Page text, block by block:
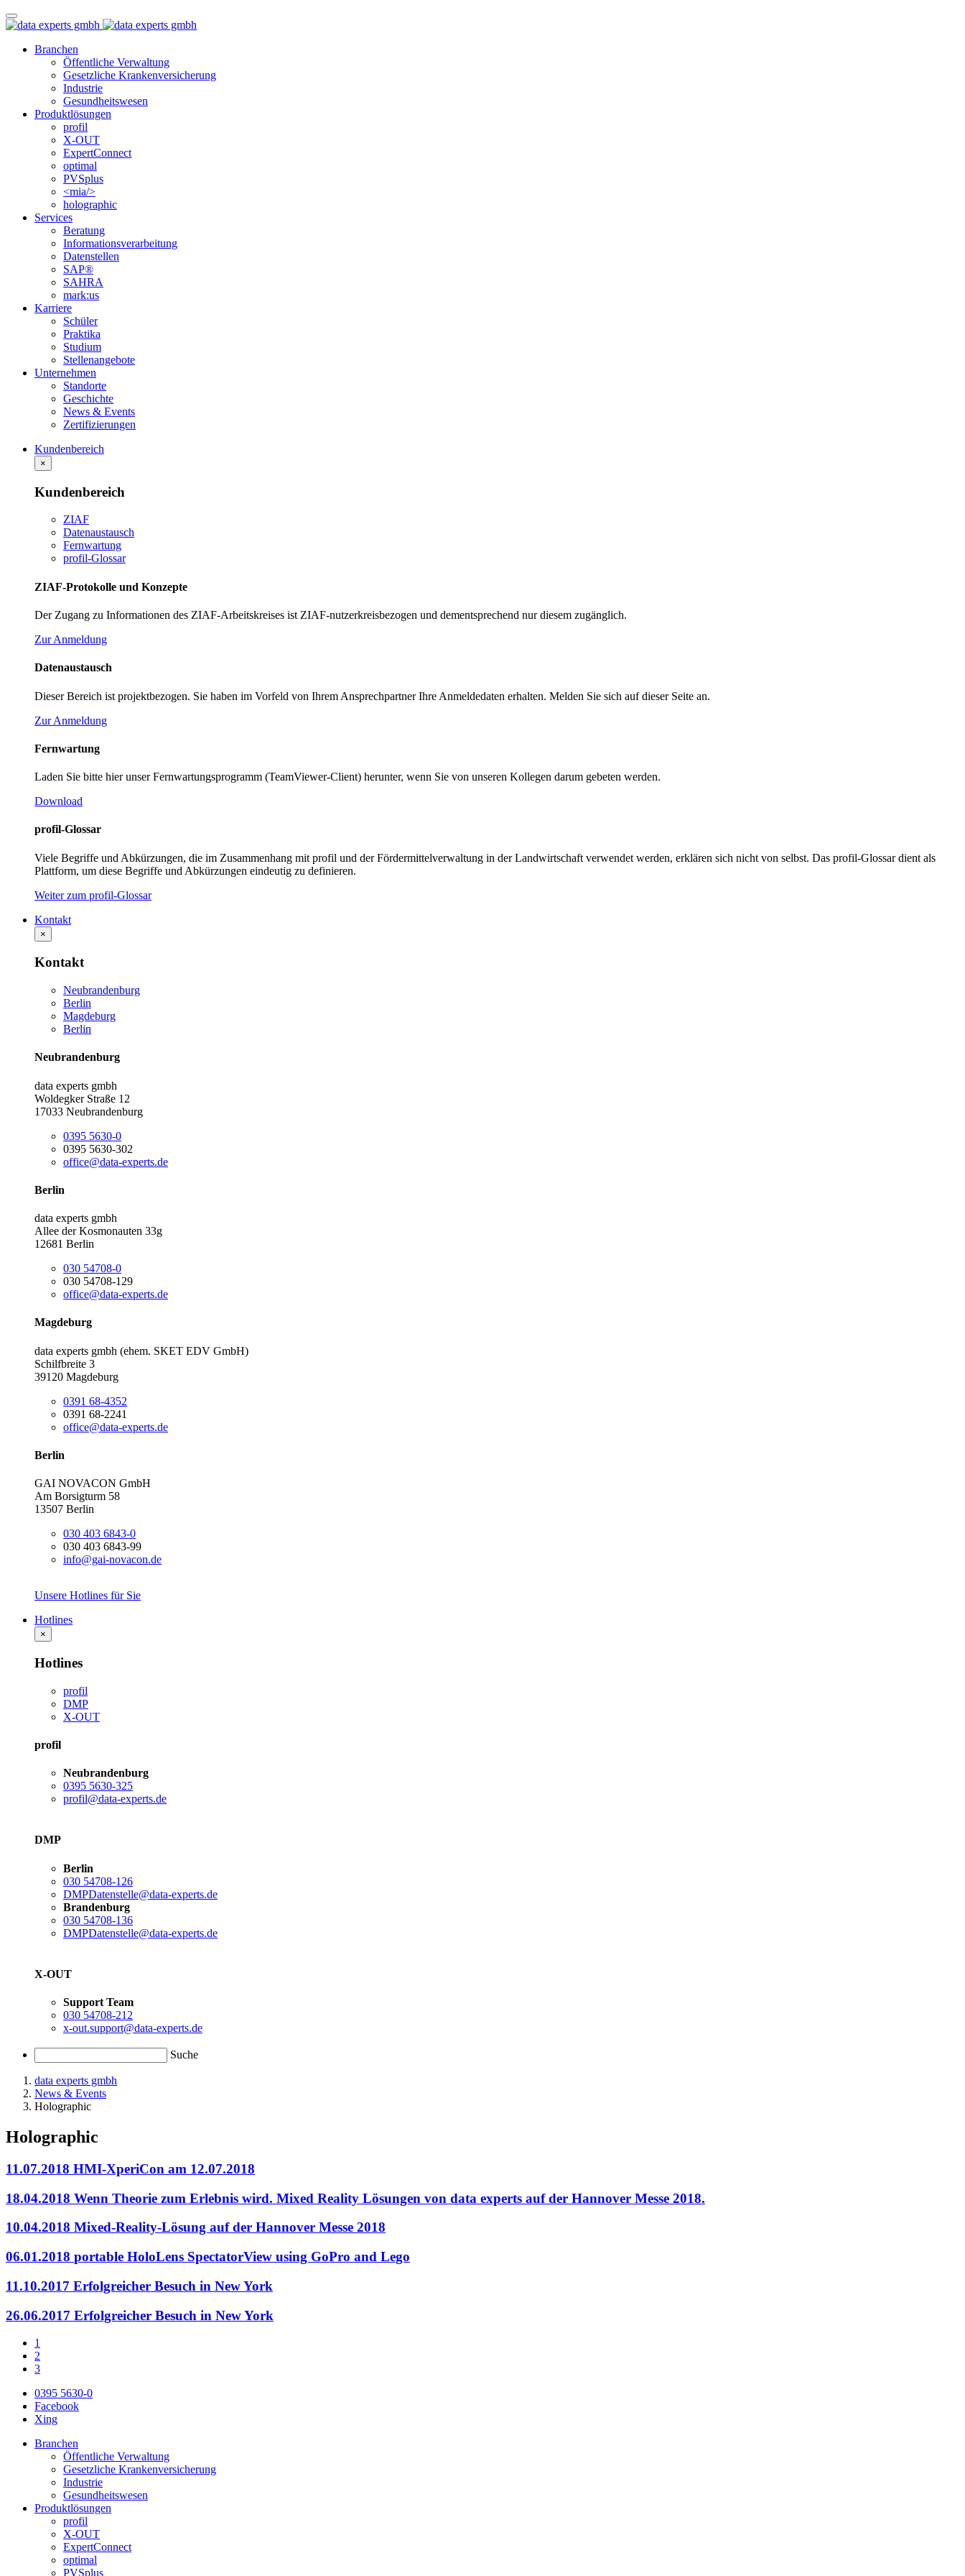
Branchen
Öffentliche Verwaltung
Gesetzliche Krankenversicherung
Industrie
Gesundheitswesen
Produktlösungen
profil
X-OUT
ExpertConnect
optimal
PVSplus
<mia/>
holographic
Services
Beratung
Informations­verarbeitung
Datenstellen
SAP®
SAHRA
mark:us
Karriere
Schüler
Praktika
Studium
Stellenangebote
Unternehmen
Standorte
Geschichte
News & Events
Zertifizierungen
Kundenbereich
×
Kundenbereich
ZIAF
Datenaustausch
Fernwartung
profil-Glossar
ZIAF-Protokolle und Konzepte
Der Zugang zu Informationen des ZIAF-Arbeitskreises ist ZIAF-nutzerkreisbezogen und dementsprechend nur diesem zugänglich.
Zur Anmeldung
Datenaustausch
Dieser Bereich ist projektbezogen. Sie haben im Vorfeld von Ihrem Ansprechpartner Ihre Anmeldedaten erhalten. Melden Sie sich auf dieser Seite an.
Zur Anmeldung
Fernwartung
Laden Sie bitte hier unser Fernwartungsprogramm (TeamViewer-Client) herunter, wenn Sie von unseren Kollegen darum gebeten werden.
Download
profil-Glossar
Viele Begriffe und Abkürzungen, die im Zusammenhang mit profil und der Fördermittelverwaltung in der Landwirtschaft verwendet werden, erklären sich nicht von selbst. Das profil-Glossar dient als
Plattform, um diese Begriffe und Abkürzungen eindeutig zu definieren.
Weiter zum profil-Glossar
Kontakt
×
Kontakt
Neubrandenburg
Berlin
Magdeburg
Berlin
Neubrandenburg
data experts gmbh
Woldegker Straße 12
17033 Neubrandenburg
0395 5630-0
0395 5630-302
office@data-experts.de
Berlin
data experts gmbh
Allee der Kosmonauten 33g
12681 Berlin
030 54708-0
030 54708-129
office@data-experts.de
Magdeburg
data experts gmbh (ehem. SKET EDV GmbH)
Schilfbreite 3
39120 Magdeburg
0391 68-4352
0391 68-2241
office@data-experts.de
Berlin
GAI NOVACON GmbH
Am Borsigturm 58
13507 Berlin
030 403 6843-0
030 403 6843-99
info@gai-novacon.de
Unsere Hotlines für Sie
Hotlines
×
Hotlines
profil
DMP
X-OUT
profil
Neubrandenburg
0395 5630-325
profil@data-experts.de
DMP
Berlin
030 54708-126
DMPDatenstelle@data-experts.de
Brandenburg
030 54708-136
DMPDatenstelle@data-experts.de
X-OUT
Support Team
030 54708-212
x-out.support@data-experts.de
Suche
data experts gmbh
News & Events
Holographic
Holographic
11.07.2018 HMI-XperiCon am 12.07.2018
18.04.2018 Wenn Theorie zum Erlebnis wird. Mixed Reality Lösungen von data experts auf der Hannover Messe 2018.
10.04.2018 Mixed-Reality-Lösung auf der Hannover Messe 2018
06.01.2018 portable HoloLens SpectatorView using GoPro and Lego
11.10.2017 Erfolgreicher Besuch in New York
26.06.2017 Erfolgreicher Besuch in New York
1
2
3
0395 5630-0
Facebook
Xing
Branchen
Öffentliche Verwaltung
Gesetzliche Krankenversicherung
Industrie
Gesundheitswesen
Produktlösungen
profil
X-OUT
ExpertConnect
optimal
PVSplus